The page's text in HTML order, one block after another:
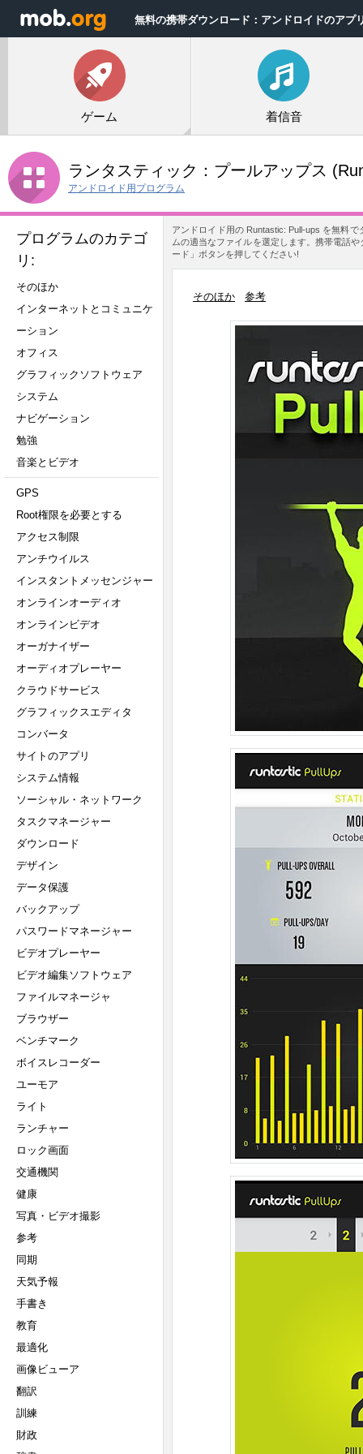
無料の携帯ダウンロード：アンドロイドのアプ
ゲーム 着信音
ランタスティック：プールアップス
アンドロイド用プログラム
プログラムのカテゴ
リ:
そのほか
インターネットとコミュニケ
ーション
オフィス
グラフィックソフトウェア
システム
ナビゲーション
勉強
音楽とビデオ
GPS
Root権限を必要とする
アクセス制限
アンチウイルス
インスタントメッセンジャー
オンラインオーディオ
オンラインビデオ
オーガナイザー
オーディオプレーヤー
クラウドサービス
グラフィックスエディタ
コンバータ
サイトのアプリ
システム情報
ソーシャル・ネットワーク
タスクマネージャー
ダウンロード
デザイン
データ保護
バックアップ
パスワードマネージャー
ビデオプレーヤー
ビデオ編集ソフトウェア
ファイルマネージャ
ブラウザー
ベンチマーク
ボイスレコーダー
ユーモア
ライト
ランチャー
ロック画面
交通機関
健康
写真・ビデオ撮影
参考
同期
天気予報
手書き
教育
最適化
画像ビューア
翻訳
訓練
財政
アンドロイド用の Runtastic: Pull-ups を無料
ムの適当なファイルを選定します。携帯電話
ード」ボタンを押してください!
そのほか 参考